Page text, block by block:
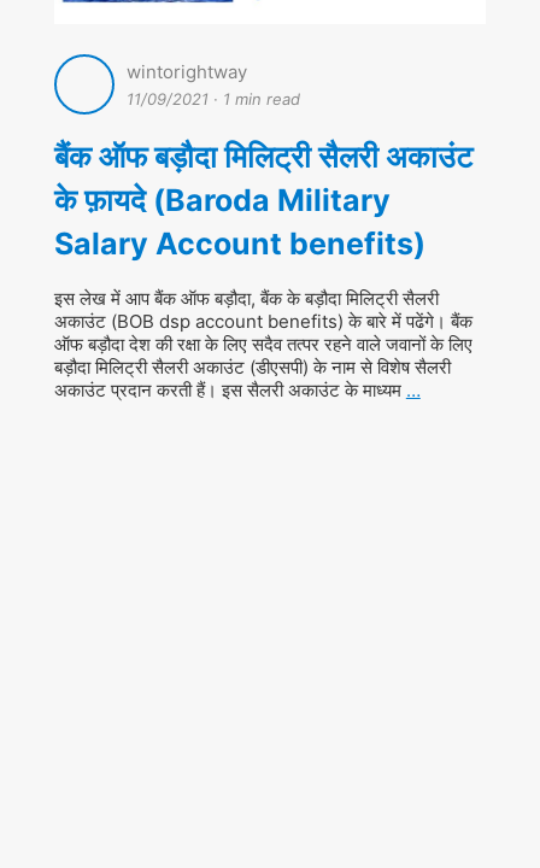
wintorightway
11/09/2021 · 1 min read
बैंक ऑफ बड़ौदा मिलिट्री सैलरी अकाउंट
के फ़ायदे (Baroda Military
Salary Account benefits)
इस लेख में आप बैंक ऑफ बड़ौदा, बैंक के बड़ौदा मिलिट्री सैलरी
अकाउंट (BOB dsp account benefits) के बारे में पढेंगे। बैंक
ऑफ बड़ौदा देश की रक्षा के लिए सदैव तत्पर रहने वाले जवानों के लिए
बड़ौदा मिलिट्री सैलरी अकाउंट (डीएसपी) के नाम से विशेष सैलरी
अकाउंट प्रदान करती हैं। इस सैलरी अकाउंट के माध्यम …